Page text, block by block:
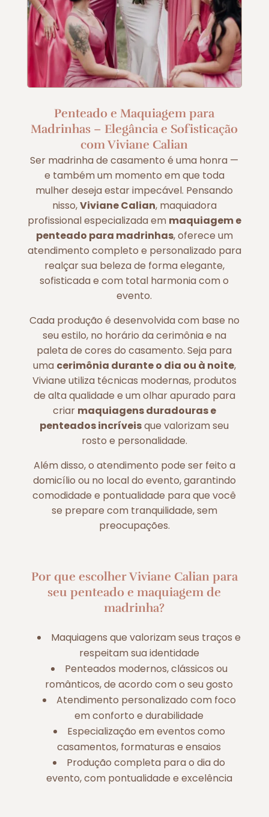
Penteado e Maquiagem para
Madrinhas – Elegância e Sofisticação
com Viviane Calian
Ser madrinha de casamento é uma honra —
e também um momento em que toda
mulher deseja estar impecável. Pensando
nisso,Viviane Calian, maquiadora
profissional especializada em maquiagem e
penteado para madrinhas, oferece um
atendimento completo e personalizado para
realçar sua beleza de forma elegante,
sofisticada e com total harmonia com o
evento.
Cada produção é desenvolvida com base no
seu estilo, no horário da cerimônia e na
paleta de cores do casamento. Seja para
uma cerimônia durante o dia ou à noite,
Viviane utiliza técnicas modernas, produtos
de alta qualidade e um olhar apurado para
criar maquiagens duradouras e
penteados incríveisque valorizam seu
rosto e personalidade.
Além disso, o atendimento pode ser feito a
domicílio ou no local do evento, garantindo
comodidade e pontualidade para que você
se prepare com tranquilidade, sem
preocupações.
Por que escolher Viviane Calian para
seu penteado e maquiagem de
madrinha?
Maquiagens que valorizam seus traços e
respeitam sua identidade
Penteados modernos, clássicos ou
românticos, de acordo com o seu gosto
Atendimento personalizado com foco
em conforto e durabilidade
Especialização em eventos como
casamentos, formaturas e ensaios
Produção completa para o dia do
evento, com pontualidade e excelência